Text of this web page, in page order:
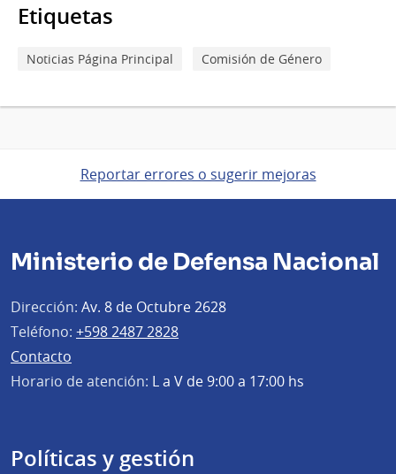
Etiquetas
Noticias Página Principal Comisión de Género
Reportar errores o sugerir mejoras
Ministerio de Defensa Nacional
Dirección: Av. 8 de Octubre 2628
Teléfono: +598 2487 2828
Contacto
Horario de atención: L a V de 9:00 a 17:00 hs
Políticas y gestión